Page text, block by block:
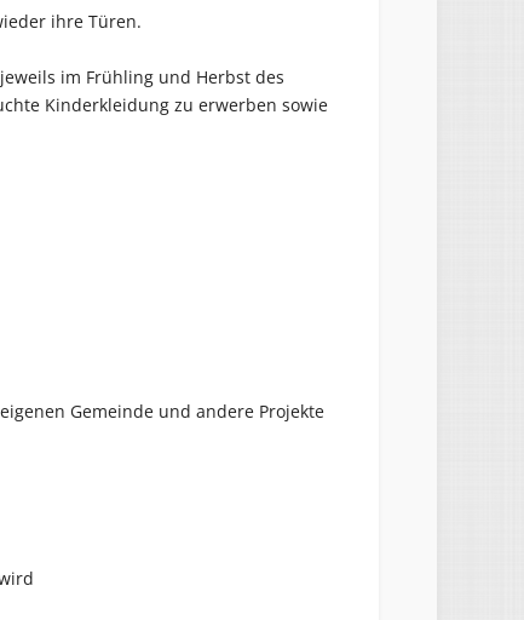
ihre Türen.
im Frühling und Herbst des
Kinderkleidung zu erwerben sowie
Gemeinde und andere Projekte